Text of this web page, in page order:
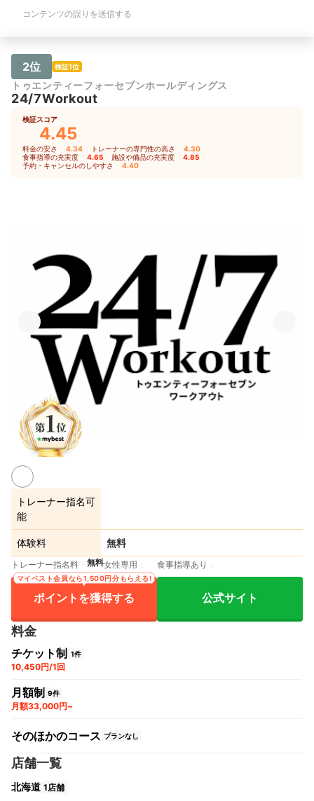
コンテンツの誤りを送信する
2位 検証1位
トゥエンティーフォーセブンホールディングス
24/7Workout
検証スコア
4.45
料金の安さ 4.34 トレーナーの専門性の高さ 4.30
食事指導の充実度 4.65 施設や備品の充実度 4.85
予約・キャンセルのしやすさ 4.40
トレーナー指名可
能
体験料 無料
トレーナー指名料 無料女性専用 食事指導あり
ポイントを獲得する
マイベスト会員なら1,500円分もらえる!
公式サイト
料金
チケット制 1件
10,450円/1回
月額制 9件
月額33,000円~
そのほかのコース プランなし
店舗一覧
北海道 1店舗